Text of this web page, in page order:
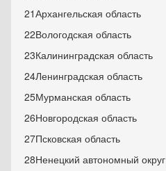
21Архангельская область
22Вологодская область
23Калининградская область
24Ленинградская область
25Мурманская область
26Новгородская область
27Псковская область
28Ненецкий автономный округ